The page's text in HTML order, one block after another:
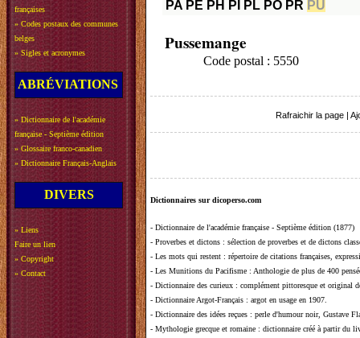
françaises
» Codes postaux des communes
belges
» Sigles et acronymes
ABRÉVIATIONS
» Dictionnaire de l'académie
française - Septième édition
» Glossaire franco-canadien
» Dictionnaire Français-Anglais
DIVERS
» Liens
Faire un lien
» Copyright
» Contact
PA PE PH PI PL PO PR PU
Pussemange
Code postal : 5550
Rafraichir la page
Dictionnaires sur dicoperso.com
- Dictionnaire de l'académie française - Septième édition (1877)
- Proverbes et dictons : sélection de proverbes et de dictons
- Les mots qui restent : répertoire de citations françaises,
- Les Munitions du Pacifisme : Anthologie de plus de 400
- Dictionnaire des curieux : complément pittoresque et original
- Dictionnaire Argot-Français : argot en usage en 1907.
- Dictionnaire des idées reçues : perle d'humour noir, Gustave
- Mythologie grecque et romaine : dictionnaire créé à partir du